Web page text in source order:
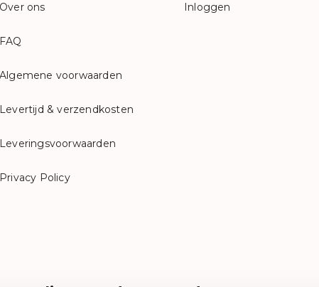
Over ons
FAQ
Algemene voorwaarden
Levertijd & verzendkosten
Leveringsvoorwaarden
Privacy Policy
Inloggen